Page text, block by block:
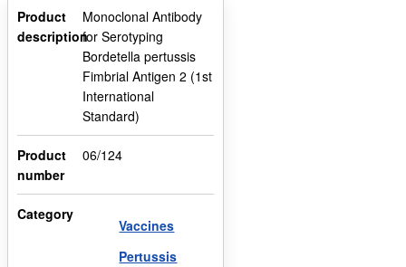
Product
description
Monoclonal Antibody
for Serotyping
Bordetella pertussis
Fimbrial Antigen 2 (1st
International
Standard)
Product
number
06/124
Category
Vaccines
Pertussis